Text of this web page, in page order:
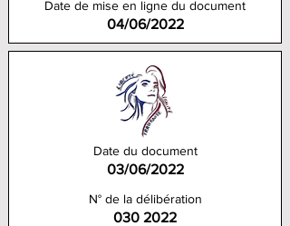
Date de mise en ligne du document
04/06/2022
Date du document
03/06/2022
N° de la délibération
030 2022